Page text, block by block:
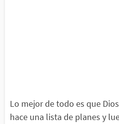
Lo mejor de todo es que
hace una lista de planes y